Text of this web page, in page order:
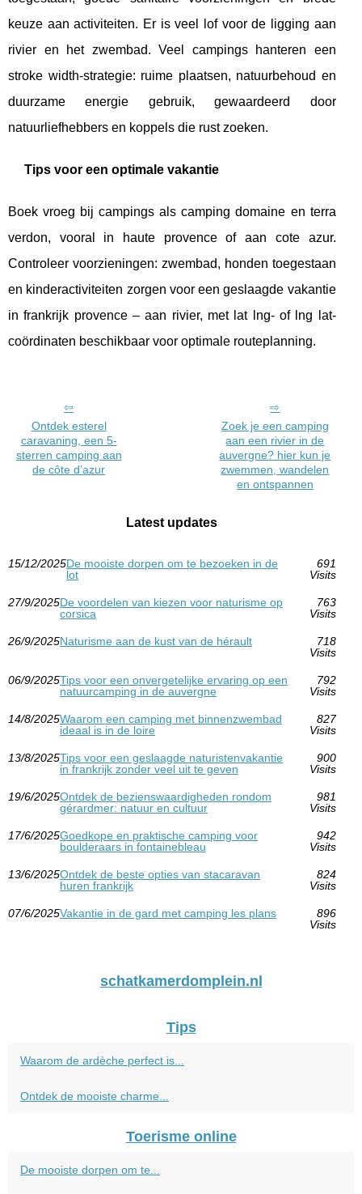
keuze aan activiteiten. Er is veel lof voor de ligging aan
rivier en het zwembad. Veel campings hanteren een
stroke width-strategie: ruime plaatsen, natuurbehoud en
duurzame energie gebruik, gewaardeerd door
natuurliefhebbers en koppels die rust zoeken.
Tips voor een optimale vakantie
Boek vroeg bij campings als camping domaine en terra
verdon, vooral in haute provence of aan cote azur.
Controleer voorzieningen: zwembad, honden toegestaan
en kinderactiviteiten zorgen voor een geslaagde vakantie
in frankrijk provence – aan rivier, met lat lng- of lng lat-
coördinaten beschikbaar voor optimale routeplanning.
Ontdek esterel
caravaning, een 5-
sterren camping aan
de côte d’azur
Zoek je een camping
aan een rivier in de
auvergne? hier kun je
zwemmen, wandelen
en ontspannen
Latest updates
15/12/2025De mooiste dorpen om te bezoeken in de
lot
691
Visits
27/9/2025De voordelen van kiezen voor naturisme op
corsica
763
Visits
26/9/2025Naturisme aan de kust van de hérault
718
Visits
06/9/2025Tips voor een onvergetelijke ervaring op een
natuurcamping in de auvergne
792
Visits
14/8/2025Waarom een camping met binnenzwembad
ideaal is in de loire
827
Visits
13/8/2025Tips voor een geslaagde naturistenvakantie
in frankrijk zonder veel uit te geven
900
Visits
19/6/2025Ontdek de bezienswaardigheden rondom
gérardmer: natuur en cultuur
981
Visits
17/6/2025Goedkope en praktische camping voor
boulderaars in fontainebleau
942
Visits
13/6/2025Ontdek de beste opties van stacaravan
huren frankrijk
824
Visits
07/6/2025Vakantie in de gard met camping les plans
896
Visits
schatkamerdomplein.nl
Tips
Waarom de ardèche perfect is...
Ontdek de mooiste charme...
Toerisme online
De mooiste dorpen om te...